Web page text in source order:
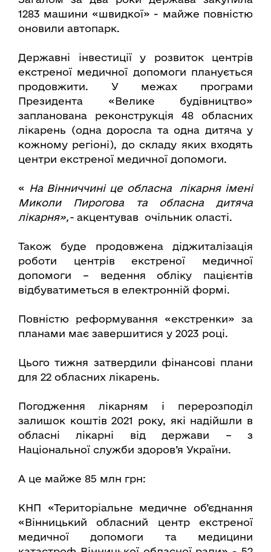
1283 машини «швидкої» - майже повністю
оновили автопарк.
Державні інвестиції у розвиток центрів
екстреної медичної допомоги планується
продовжити. У межах програми
Президента «Велике будівництво»
запланована реконструкція 48 обласних
лікарень (одна доросла та одна дитяча у
кожному регіоні), до складу яких входять
центри екстреної медичної допомоги.
« На Вінниччині це обласна лікарня імені
Миколи Пирогова та обласна дитяча
лікарня»,- акцентував очільник оласті.
Також буде продовжена діджиталізація
роботи центрів екстреної медичної
допомоги – ведення обліку пацієнтів
відбуватиметься в електронній формі.
Повністю реформування «екстренки» за
планами має завершитися у 2023 році.
Цього тижня затвердили фінансові плани
для 22 обласних лікарень.
Погодження лікарням і перерозподіл
залишок коштів 2021 року, які надійшли в
обласні лікарні від держави – з
Національної служби здоров’я України.
А це майже 85 млн грн:
КНП «Територіальне медичне об’єднання
«Вінницький обласний центр екстреної
медичної допомоги та медицини